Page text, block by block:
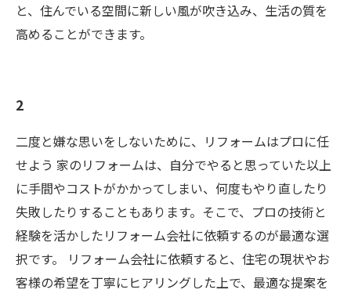
と、住んでいる空間に新しい風が吹き込み、生活の質を
高めることができます。
2
二度と嫌な思いをしないために、リフォームはプロに任
せよう 家のリフォームは、自分でやると思っていた以上
に手間やコストがかかってしまい、何度もやり直したり
失敗したりすることもあります。そこで、プロの技術と
経験を活かしたリフォーム会社に依頼するのが最適な選
択です。 リフォーム会社に依頼すると、住宅の現状やお
客様の希望を丁寧にヒアリングした上で、最適な提案を